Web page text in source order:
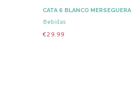
CATA 6 BLANCO MERSEGUERA
Bebidas
€29.99